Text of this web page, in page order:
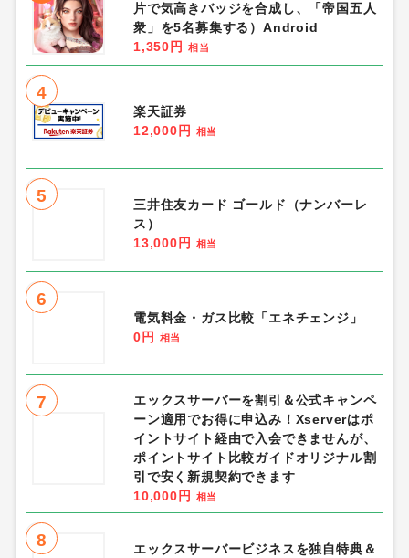
片で気高きバッジを合成し、「帝国五人
衆」を5名募集する）Android
1,350円
相当
4
楽天証券
12,000円
相当
5
三井住友カード ゴールド（ナンバーレ
ス）
13,000円
相当
6
電気料金・ガス比較「エネチェンジ」
0円
相当
7
エックスサーバーを割引＆公式キャンペ
ーン適用でお得に申込み！Xserverはポ
イントサイト経由で入会できませんが、
ポイントサイト比較ガイドオリジナル割
引で安く新規契約できます
10,000円
相当
8
エックスサーバービジネスを独自特典＆